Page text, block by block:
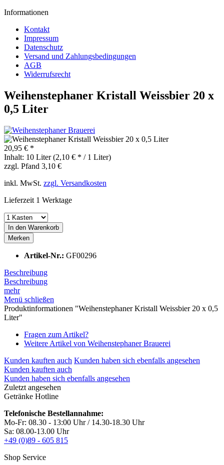
Informationen
Kontakt
Impressum
Datenschutz
Versand und Zahlungsbedingungen
AGB
Widerrufsrecht
Weihenstephaner Kristall Weissbier 20 x
0,5 Liter
20,95 € *
Inhalt: 10 Liter (2,10 € * / 1 Liter)
zzgl. Pfand 3,10 €
inkl. MwSt. zzgl. Versandkosten
Lieferzeit 1 Werktage
In den Warenkorb
Merken
Artikel-Nr.: GF00296
Beschreibung
Beschreibung
mehr
Menü schließen
Produktinformationen "Weihenstephaner Kristall Weissbier 20 x 0,5
Liter"
Fragen zum Artikel?
Weitere Artikel von Weihenstephaner Brauerei
Kunden kauften auch Kunden haben sich ebenfalls angesehen
Kunden kauften auch
Kunden haben sich ebenfalls angesehen
Zuletzt angesehen
Getränke Hotline
Telefonische Bestellannahme:
Mo-Fr: 08.30 - 13:00 Uhr / 14.30-18.30 Uhr
Sa: 08.00-13.00 Uhr
+49 (0)89 - 605 815
Shop Service